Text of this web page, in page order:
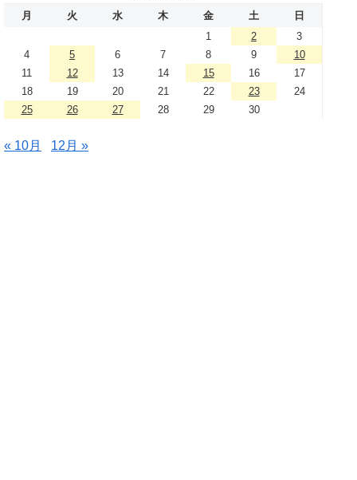
月 火 水 木 金 土
日
1
2
3
4
5 6 7 8 9
10
11
12 13 14 15 16
17
18
19 20 21 22 23
24
25
26 27 28 29 30
« 10月 12月 »